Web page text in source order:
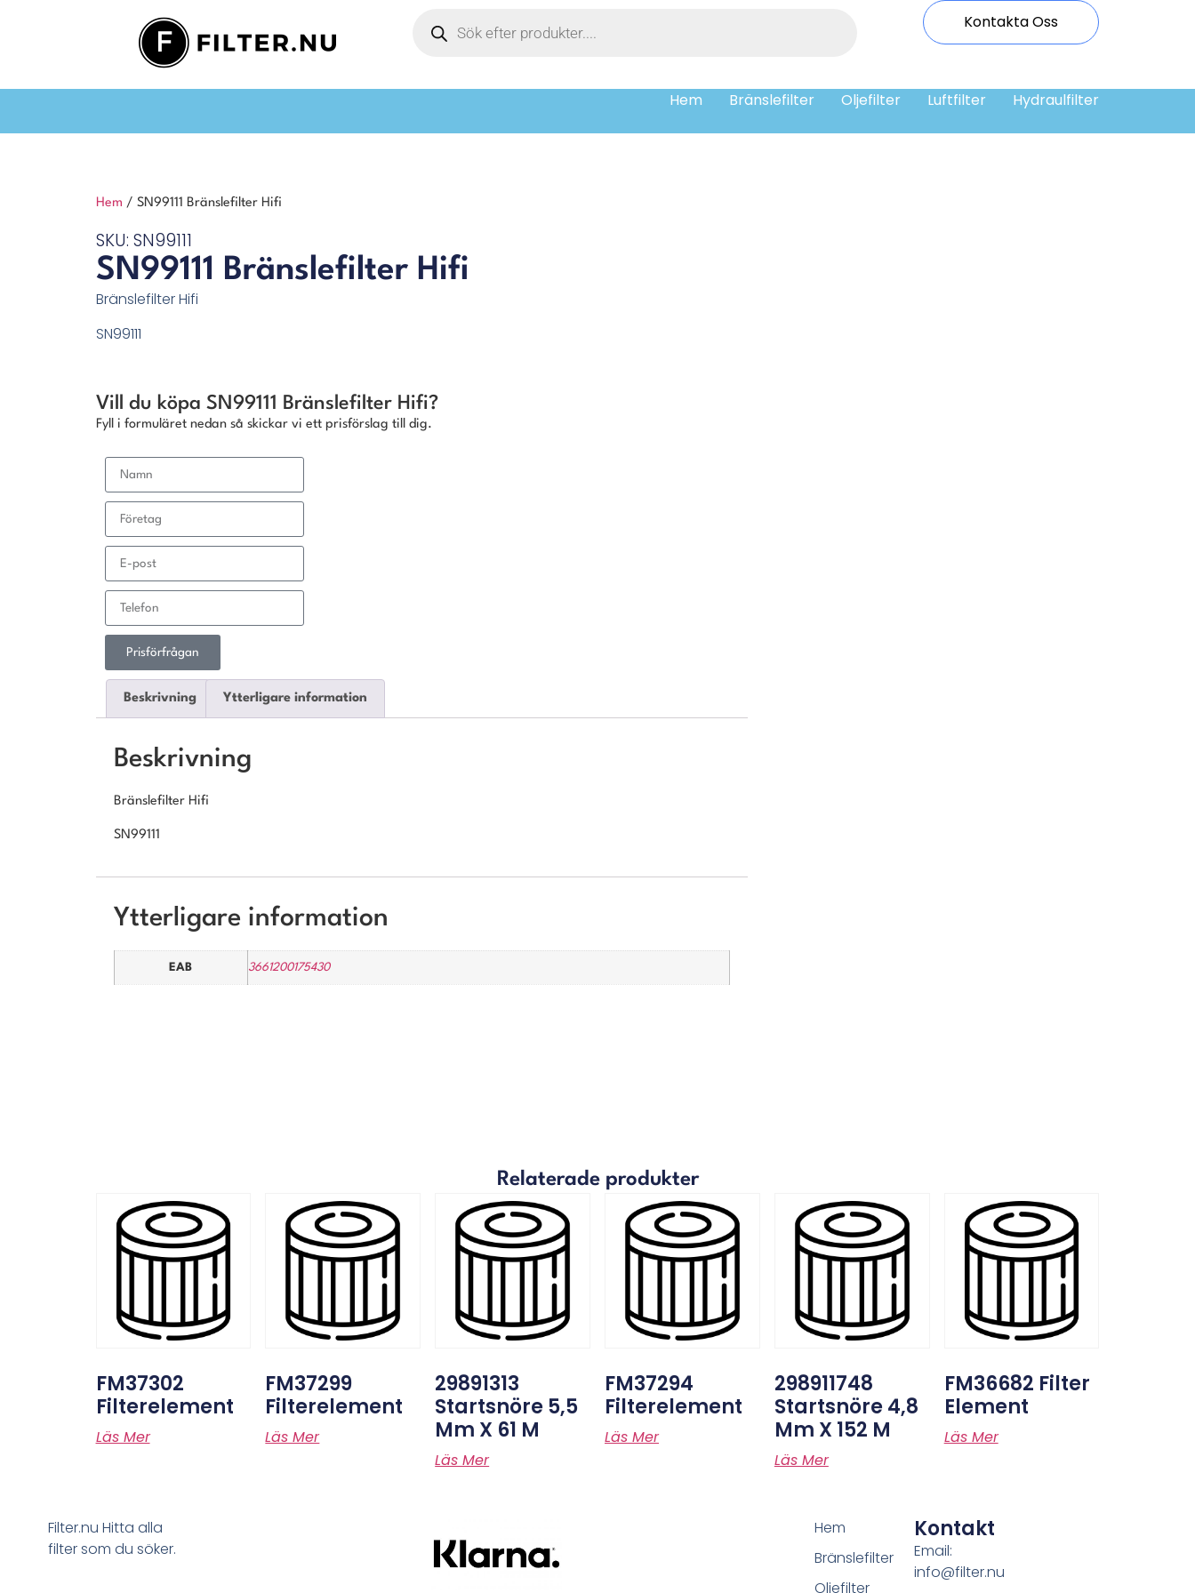
Kontakta Oss
Hem Bränslefilter Oljefilter Luftfilter Hydraulfilter
Hem / SN99111 Bränslefilter Hifi
SKU: SN99111
SN99111 Bränslefilter Hifi
Bränslefilter Hifi
SN99111
Vill du köpa SN99111 Bränslefilter Hifi?
Fyll i formuläret nedan så skickar vi ett prisförslag till dig.
Prisförfrågan
Beskrivning Ytterligare information
Beskrivning
Bränslefilter Hifi
SN99111
Ytterligare information
EAB 3661200175430
Relaterade produkter
FM37302
Filterelement
Läs Mer
FM37299
Filterelement
Läs Mer
29891313
Startsnöre 5,5
Mm X 61 M
Läs Mer
FM37294
Filterelement
Läs Mer
298911748
Startsnöre 4,8
Mm X 152 M
Läs Mer
FM36682 Filter
Element
Läs Mer
Filter.nu Hitta alla
filter som du söker.
Hem
Bränslefilter
Oljefilter
Kontakt
Email:
info@filter.nu